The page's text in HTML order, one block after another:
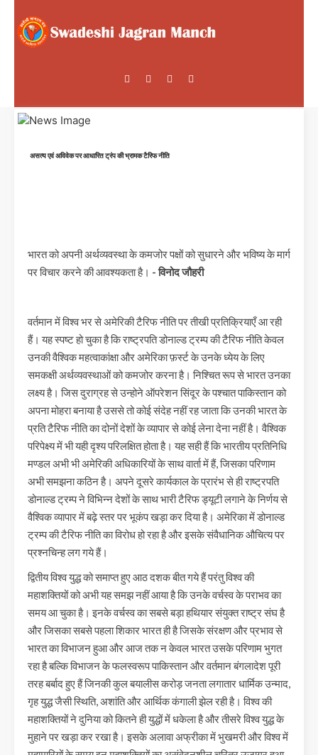
असत्य एवं अविवेक पर आधारित ट्रंप की भ्रामक टैरिफ नीति
भारत को अपनी अर्थव्यवस्था के कमजोर पक्षों को सुधारने और भविष्य के मार्ग
पर विचार करने की आवश्यकता है। - विनोद जौहरी
वर्तमान में विश्व भर से अमेरिकी टैरिफ नीति पर तीखी प्रतिक्रियाएँ आ रही
हैं। यह स्पष्ट हो चुका है कि राष्ट्रपति डोनाल्ड ट्रम्प की टैरिफ नीति केवल
उनकी वैश्विक महत्वाकांक्षा और अमेरिका फ़र्स्ट के उनके ध्येय के लिए
समकक्षी अर्थव्यवस्थाओं को कमजोर करना है। निश्चित रूप से भारत उनका
लक्ष्य है। जिस दुराग्रह से उन्होने ऑपरेशन सिंदूर के पश्चात पाकिस्तान को
अपना मोहरा बनाया है उससे तो कोई संदेह नहीं रह जाता कि उनकी भारत के
प्रति टैरिफ नीति का दोनों देशों के व्यापार से कोई लेना देना नहीं है। वैश्विक
परिपेक्ष्य में भी यही दृश्य परिलक्षित होता है। यह सही हैं कि भारतीय प्रतिनिधि
मण्डल अभी भी अमेरिकी अधिकारियों के साथ वार्ता में हैं, जिसका परिणाम
अभी समझना कठिन है। अपने दूसरे कार्यकाल के प्रारंभ से ही राष्ट्रपति
डोनाल्ड ट्रम्प ने विभिन्न देशों के साथ भारी टैरिफ ड्यूटी लगाने के निर्णय से
वैश्विक व्यापार में बढ़े स्तर पर भूकंप खड़ा कर दिया है। अमेरिका में डोनाल्ड
ट्रम्प की टैरिफ नीति का विरोध हो रहा है और इसके संवैधानिक औचित्य पर
प्रश्नचिन्ह लग गये हैं।
द्वितीय विश्व युद्ध को समाप्त हुए आठ दशक बीत गये हैं परंतु विश्व की
महाशक्तियों को अभी यह समझ नहीं आया है कि उनके वर्चस्व के पराभव का
समय आ चुका है। इनके वर्चस्व का सबसे बड़ा हथियार संयुक्त राष्ट्र संघ है
और जिसका सबसे पहला शिकार भारत ही है जिसके संरक्षण और प्रभाव से
भारत का विभाजन हुआ और आज तक न केवल भारत उसके परिणाम भुगत
रहा है बल्कि विभाजन के फलस्वरूप पाकिस्तान और वर्तमान बंगलादेश पूरी
तरह बर्बाद हुए हैं जिनकी कुल बयालीस करोड़ जनता लगातार धार्मिक उन्माद,
गृह युद्ध जैसी स्थिति, अशांति और आर्थिक कंगाली झेल रही है। विश्व की
महाशक्तियों ने दुनिया को कितने ही युद्धों में धकेला है और तीसरे विश्व युद्ध के
मुहाने पर खड़ा कर रखा है। इसके अलावा अफ्रीका में भुखमरी और विश्व में